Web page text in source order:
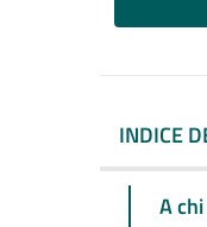
INDICE
A